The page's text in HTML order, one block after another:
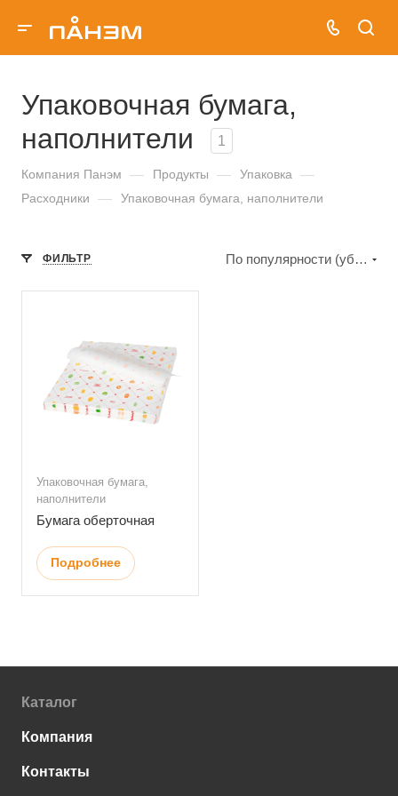
Упаковочная бумага,
наполнители
1
Компания Панэм — Продукты — Упаковка —
Расходники — Упаковочная бумага, наполнители
ФИЛЬТР По популярности (убывание)
Упаковочная бумага,
наполнители
Бумага оберточная
Подробнее
Каталог
Компания
Контакты